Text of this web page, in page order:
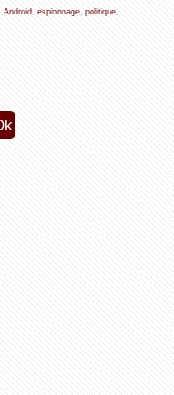
Android espionnage, politique,